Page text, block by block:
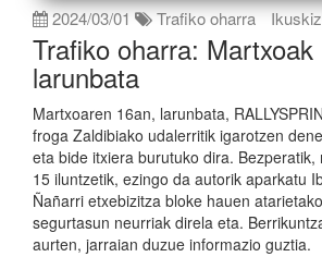
2024/03/01 Trafiko oharra
Trafiko oharra: Martxoak
larunbata
Martxoaren 16an, larunbata,
froga Zaldibiako udalerritik igarotzen
eta bide itxiera burutuko dira. Bezperatik,
15 iluntzetik, ezingo da autorik aparkatu
Ñañarri etxebizitza bloke hauen
segurtasun neurriak direla eta.
aurten, jarraian duzue informazio guztia.